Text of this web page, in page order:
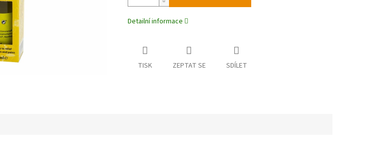
Detailní informace
TISK ZEPTAT SE SDÍLET